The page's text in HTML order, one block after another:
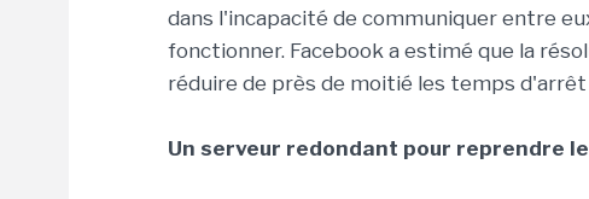
dans l'incapacité de communiquer entre
fonctionner. Facebook a estimé que la
réduire de près de moitié les temps
Un serveur redondant pour reprendre